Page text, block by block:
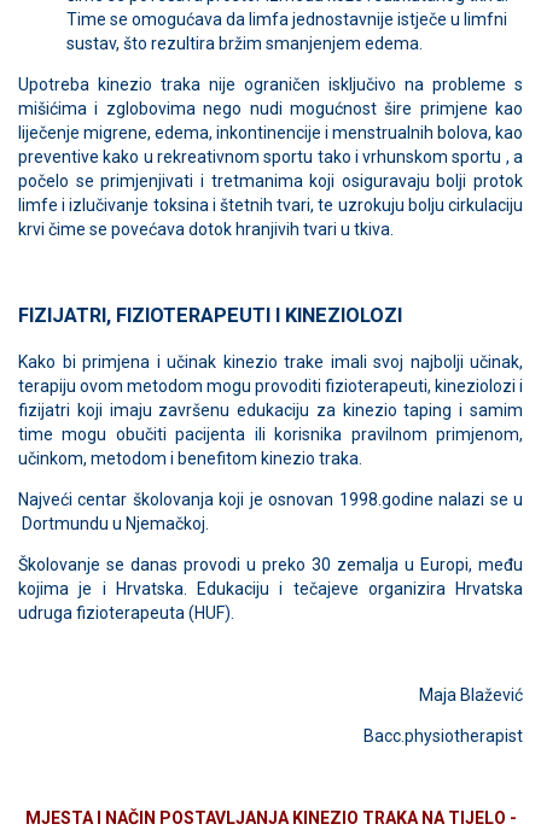
Time se omogućava da limfa jednostavnije istječe u limfni
sustav, što rezultira bržim smanjenjem edema.
Upotreba kinezio traka nije ograničen isključivo na probleme s
mišićima i zglobovima nego nudi mogućnost šire primjene kao
liječenje migrene, edema, inkontinencije i menstrualnih bolova, kao
preventive kako u rekreativnom sportu tako i vrhunskom sportu , a
počelo se primjenjivati i tretmanima koji osiguravaju bolji protok
limfe i izlučivanje toksina i štetnih tvari, te uzrokuju bolju cirkulaciju
krvi čime se povećava dotok hranjivih tvari u tkiva.
FIZIJATRI, FIZIOTERAPEUTI I KINEZIOLOZI
Kako bi primjena i učinak kinezio trake imali svoj najbolji učinak,
terapiju ovom metodom mogu provoditi fizioterapeuti, kineziolozi i
fizijatri koji imaju završenu edukaciju za kinezio taping i samim
time mogu obučiti pacijenta ili korisnika pravilnom primjenom,
učinkom, metodom i benefitom kinezio traka.
Najveći centar školovanja koji je osnovan 1998.godine nalazi se u
Dortmundu u Njemačkoj.
Školovanje se danas provodi u preko 30 zemalja u Europi, među
kojima je i Hrvatska. Edukaciju i tečajeve organizira Hrvatska
udruga fizioterapeuta (HUF).
Maja Blažević
Bacc.physiotherapist
MJESTA I NAČIN POSTAVLJANJA KINEZIO TRAKA NA TIJELO -